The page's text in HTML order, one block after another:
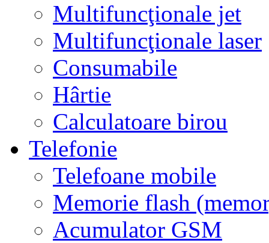
Multifuncţionale jet
Multifuncţionale laser
Consumabile
Hârtie
Calculatoare birou
Telefonie
Telefoane mobile
Memorie flash
Acumulator GSM